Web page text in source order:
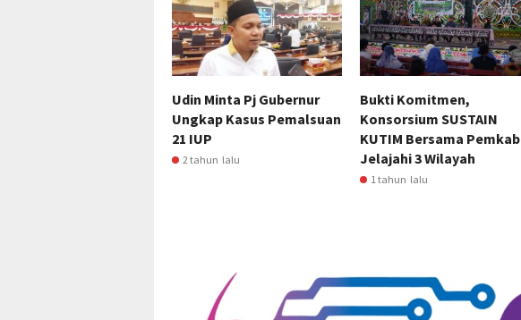
Udin Minta Pj Gubernur
Ungkap Kasus Pemalsuan
21 IUP
2 tahun lalu
Bukti Komitmen,
Konsorsium SUSTAIN
KUTIM Bersama Pemkab
Jelajahi 3 Wilayah
1 tahun lalu